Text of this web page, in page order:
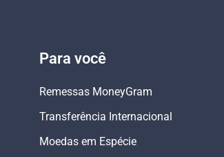
Para você
Remessas MoneyGram
Transferência Internacional
Moedas em Espécie